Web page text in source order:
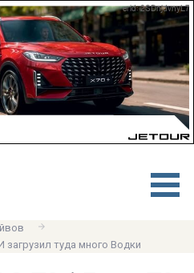
erid: 2SDnjdvnyL7
загрузил туда много Водки